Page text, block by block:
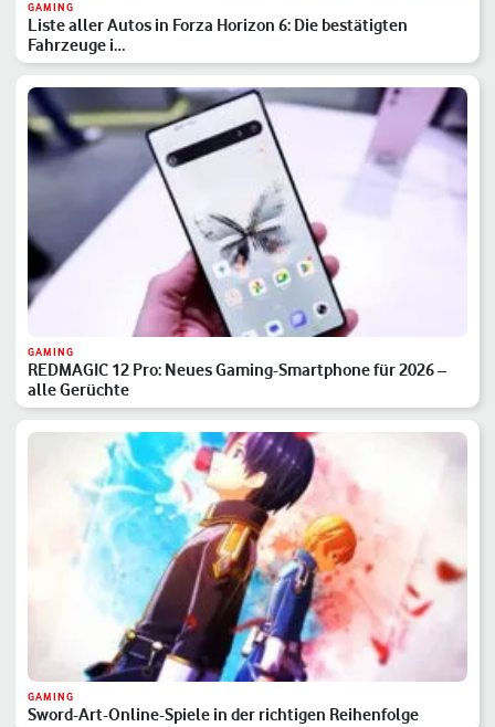
GAMING
Liste aller Autos in Forza Horizon 6: Die bestätigten
Fahrzeuge i…
GAMING
REDMAGIC 12 Pro: Neues Gaming-Smartphone für 2026 –
alle Gerüchte
GAMING
Sword-Art-Online-Spiele in der richtigen Reihenfolge